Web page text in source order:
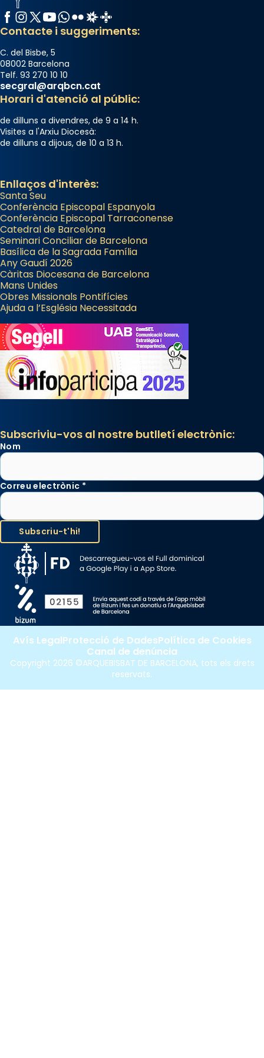
Facebook
Instagram
X / Twitter
YouTube
WhatsApp
FlickrRadio Estel
Catalunya Cristiana
Contacte i suggeriments:
C. del Bisbe, 5
08002 Barcelona
Telf. 93 270 10 10
secgral@arqbcn.cat
Horari d'atenció al públic:
de dilluns a divendres, de 9 a 14 h.
Visites a l'Arxiu Diocesà:
de dilluns a dijous, de 10 a 13 h.
Enllaços d'interès:
Santa Seu
Conferència Episcopal Espanyola
Conferència Episcopal Tarraconense
Catedral de Barcelona
Seminari Conciliar de Barcelona
Basílica de la Sagrada Família
Any Gaudí 2026
Càritas Diocesana de Barcelona
Mans Unides
Obres Missionals Pontifícies
Ajuda a l’Església Necessitada
Subscriviu-vos al nostre butlletí electrònic:
Nom
Correu electrònic *
Copyright 2026 ©ARQUEBISBAT DE BARCELONA, tots els drets
reservats.
Avís LegalProtecció de DadesPolítica de Cookies
Canal de denúncia